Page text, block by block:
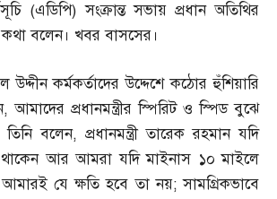
(এডিপি)সংক্রান্ত সভায় প্রধান অতিথির
বলেন। খবর বাসসের।
উদ্দীন কর্মকর্তাদের উদ্দেশে কঠোর হুঁশিয়ারি
,আমাদের প্রধানমন্ত্রীর স্পিরিট ও স্পিড বুঝে
বলেন, প্রধানমন্ত্রী তারেক রহমান যদি
আর আমরা যদি মাইনাস ১০ মাইলে
যে ক্ষতি হবে তা নয়;সামগ্রিকভাবে